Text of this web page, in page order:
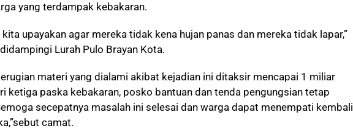
yang terdampak kebakaran.
kita upayakan agar mereka tidak kena hujan panas dan mereka tidak lapar,”
Lurah Pulo Brayan Kota.
materi yang dialami akibat kejadian ini ditaksir mencapai 1 miliar
ketiga paska kebakaran, posko bantuan dan tenda pengungsian tetap
secepatnya masalah ini selesai dan warga dapat menempati kembali
camat.